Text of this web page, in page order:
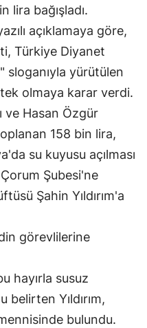
Bitlis
Bolu
Burdur
Bursa
Çanakkale
Çankırı
Çorum
Denizli
Diyarbakır
Erzincan
lira bağışladı.
açıklamaya göre,
Türkiye Diyanet
sloganıyla yürütülen
olmaya karar verdi.
ve Hasan Özgür
158 bin lira,
su kuyusu açılması
Şubesi'ne
Şahin Yıldırım'a
görevlilerine
hayırla susuz
Yıldırım,
bulundu.